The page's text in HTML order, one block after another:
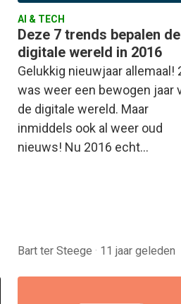
AI & TECH
Deze 7 trends bepalen de
digitale wereld in 2016
Gelukkig nieuwjaar allemaal!
was weer een bewogen jaar
de digitale wereld. Maar
inmiddels ook al weer oud
nieuws! Nu 2016 echt…
Bart ter Steege · 11 jaar geleden